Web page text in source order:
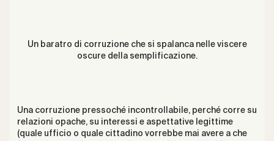
Un baratro di corruzione che si spalanca nelle viscere
oscure della semplificazione.
Una corruzione pressoché incontrollabile, perché corre su
relazioni opache, su interessi e aspettative legittime
(quale ufficio o quale cittadino vorrebbe mai avere a che